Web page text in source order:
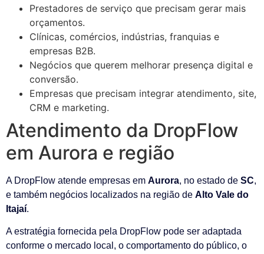
Prestadores de serviço que precisam gerar mais
orçamentos.
Clínicas, comércios, indústrias, franquias e
empresas B2B.
Negócios que querem melhorar presença digital e
conversão.
Empresas que precisam integrar atendimento, site,
CRM e marketing.
Atendimento da DropFlow
em Aurora e região
A DropFlow atende empresas em Aurora, no estado de SC,
e também negócios localizados na região de Alto Vale do
Itajaí.
A estratégia fornecida pela DropFlow pode ser adaptada
conforme o mercado local, o comportamento do público, o